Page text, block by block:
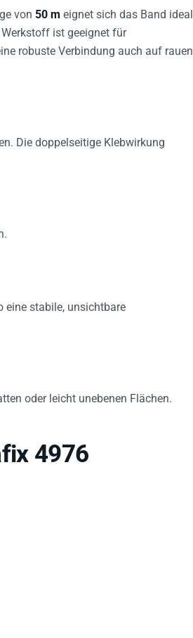
von 50 m eignet sich das Band ideal
ist geeignet für
robuste Verbindung auch auf rauen
Die doppelseitige Klebwirkung
eine stabile, unsichtbare
oder leicht unebenen Flächen.
4976